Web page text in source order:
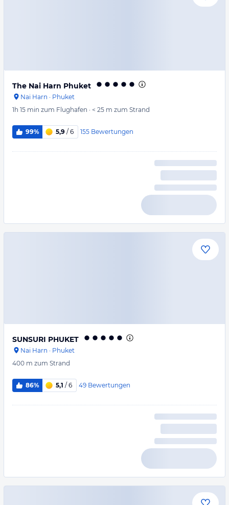
The Nai Harn Phuket
Nai Harn · Phuket
1h 15 min zum Flughafen · < 25 m zum Strand
99% 5,9 / 6 155 Bewertungen
SUNSURI PHUKET
Nai Harn · Phuket
400 m zum Strand
86% 5,1 / 6 49 Bewertungen